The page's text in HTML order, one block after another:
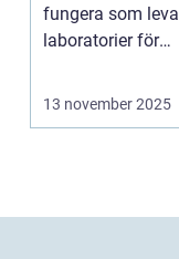
fungera som
laboratorier för
13 november 2025